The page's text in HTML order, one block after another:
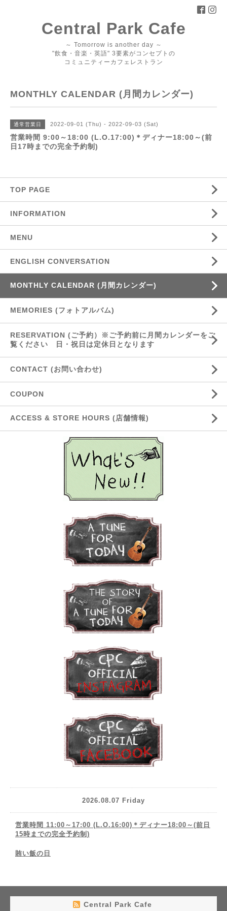
Central Park Cafe
～ Tomorrow is another day ～
"飲食・音楽・英語" 3要素がコンセプトの
コミュニティーカフェレストラン
MONTHLY CALENDAR (月間カレンダー)
通常営業日 2022-09-01 (Thu) - 2022-09-03 (Sat)
営業時間 9:00～18:00 (L.O.17:00)＊ディナー18:00～(前
日17時までの完全予約制)
TOP PAGE
INFORMATION
MENU
ENGLISH CONVERSATION
MONTHLY CALENDAR (月間カレンダー)
MEMORIES (フォトアルバム)
RESERVATION (ご予約）※ご予約前に月間カレンダーをご
覧ください 日・祝日は定休日となります
CONTACT (お問い合わせ)
COUPON
ACCESS & STORE HOURS (店舗情報)
2026.08.07 Friday
営業時間 11:00～17:00 (L.O.16:00)＊ディナー18:00～(前日
15時までの完全予約制)
賄い飯の日
Central Park Cafe